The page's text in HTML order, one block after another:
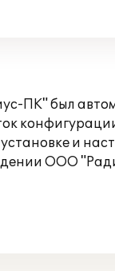
ПК" был
и
ООО